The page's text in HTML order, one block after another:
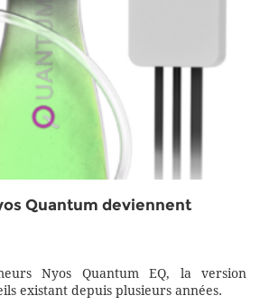
Quantum deviennent
Nyos Quantum EQ, la version
existant depuis plusieurs années.